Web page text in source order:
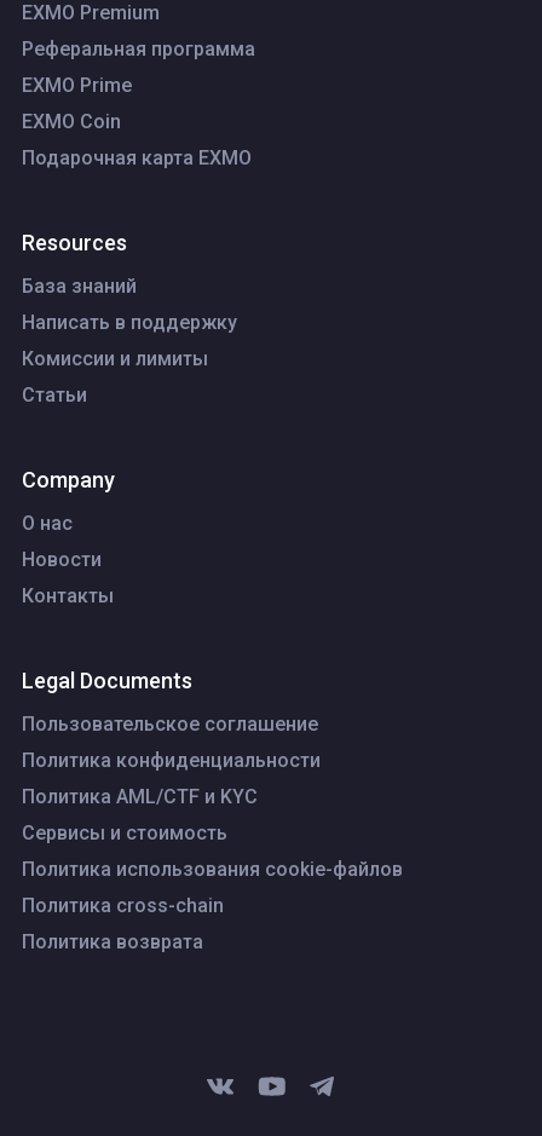
EXMO Premium
Реферальная программа
EXMO Prime
EXMO Coin
Подарочная карта EXMO
Resources
База знаний
Написать в поддержку
Комиссии и лимиты
Статьи
Company
О нас
Новости
Контакты
Legal Documents
Пользовательское соглашение
Политика конфиденциальности
Политика AML/CTF и KYC
Сервисы и стоимость
Политика использования cookie-файлов
Политика cross-chain
Политика возврата